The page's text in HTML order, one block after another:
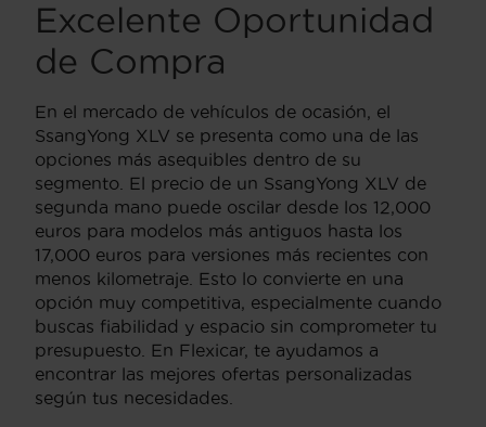
Excelente Oportunidad
de Compra
En el mercado de vehículos de ocasión, el
SsangYong XLV se presenta como una de las
opciones más asequibles dentro de su
segmento. El precio de un SsangYong XLV de
segunda mano puede oscilar desde los 12,000
euros para modelos más antiguos hasta los
17,000 euros para versiones más recientes con
menos kilometraje. Esto lo convierte en una
opción muy competitiva, especialmente cuando
buscas fiabilidad y espacio sin comprometer tu
presupuesto. En Flexicar, te ayudamos a
encontrar las mejores ofertas personalizadas
según tus necesidades.